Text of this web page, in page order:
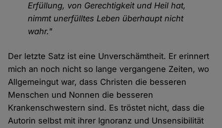
Erfüllung, von Gerechtigkeit und Heil hat,
nimmt unerfülltes Leben überhaupt nicht
wahr."
Der letzte Satz ist eine Unverschämtheit. Er erinnert
mich an noch nicht so lange vergangene Zeiten, wo
Allgemeingut war, dass Christen die besseren
Menschen und Nonnen die besseren
Krankenschwestern sind. Es tröstet nicht, dass die
Autorin selbst mit ihrer Ignoranz und Unsensibilität